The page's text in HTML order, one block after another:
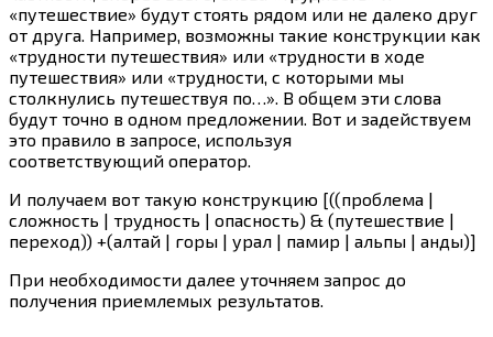
«путешествие» будут стоять рядом или не далеко друг
от друга. Например, возможны такие конструкции как
«трудности путешествия» или «трудности в ходе
путешествия» или «трудности, с которыми мы
столкнулись путешествуя по…». В общем эти слова
будут точно в одном предложении. Вот и задействуем
это правило в запросе, используя
соответствующий оператор.
И получаем вот такую конструкцию [((проблема |
сложность | трудность | опасность) & (путешествие |
переход)) +(алтай | горы | урал | памир | альпы | анды)]
При необходимости далее уточняем запрос до
получения приемлемых результатов.